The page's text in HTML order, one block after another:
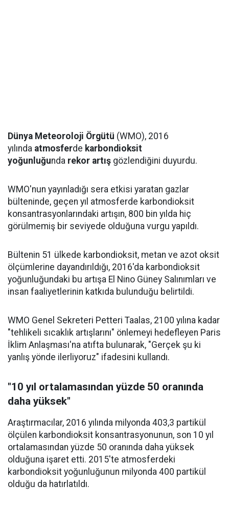
Dünya Meteoroloji Örgütü (WMO), 2016
yılında atmosferde karbondioksit
yoğunluğunda rekor artış gözlendiğini duyurdu.
WMO'nun yayınladığı sera etkisi yaratan gazlar
bülteninde, geçen yıl atmosferde karbondioksit
konsantrasyonlarındaki artışın, 800 bin yılda hiç
görülmemiş bir seviyede olduğuna vurgu yapıldı.
Bültenin 51 ülkede karbondioksit, metan ve azot oksit
ölçümlerine dayandırıldığı, 2016'da karbondioksit
yoğunluğundaki bu artışa El Nino Güney Salınımları ve
insan faaliyetlerinin katkıda bulunduğu belirtildi.
WMO Genel Sekreteri Petteri Taalas, 2100 yılına kadar
"tehlikeli sıcaklık artışlarını" önlemeyi hedefleyen Paris
İklim Anlaşması'na atıfta bulunarak, "Gerçek şu ki
yanlış yönde ilerliyoruz" ifadesini kullandı.
"10 yıl ortalamasından yüzde 50 oranında
daha yüksek"
Araştırmacılar, 2016 yılında milyonda 403,3 partikül
ölçülen karbondioksit konsantrasyonunun, son 10 yıl
ortalamasından yüzde 50 oranında daha yüksek
olduğuna işaret etti. 2015'te atmosferdeki
karbondioksit yoğunluğunun milyonda 400 partikül
olduğu da hatırlatıldı.